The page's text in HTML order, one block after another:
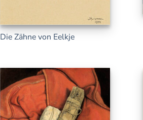
Die Zähne von Eelkje